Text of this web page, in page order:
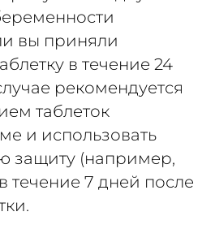
вы приняли
в течение 24
рекомендуется
таблеток
и использовать
защиту (например,
течение 7 дней после